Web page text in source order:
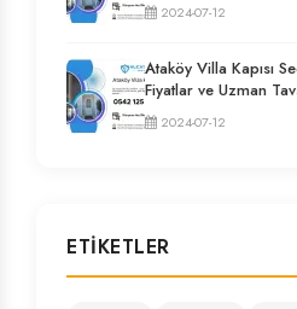
2024-07-12
Ataköy Villa Kapısı
Fiyatlar ve Uzman
2024-07-12
ETIKETLER